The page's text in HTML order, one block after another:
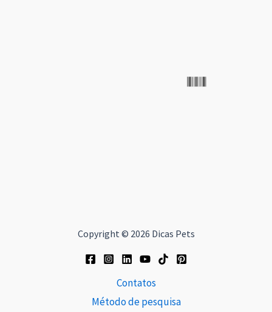
Copyright © 2026 Dicas Pets
Contatos
Método de pesquisa